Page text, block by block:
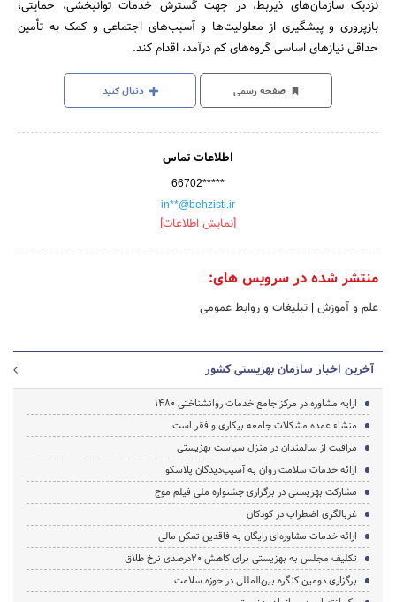
نزدیک سازمان‌های ذیربط، در جهت گسترش خدمات توانبخشی، حمایتی،
بازپروری و پیشگیری از معلولیت‌ها و آسیب‌های اجتماعی و کمک به تأمین
حداقل نیازهای اساسی گروه‌های کم درآمد، اقدام کند.
صفحه رسمی دنبال کنید
اطلاعات تماس
66702*****
in**@behzisti.ir
[نمایش اطلاعات]
منتشر شده در سرویس های:
علم و آموزش | تبلیغات و روابط عمومی
آخرین اخبار سازمان بهزیستی کشور
ارایه مشاوره در مرکز جامع خدمات روانشناختی ۱۴۸۰
منشاء عمده مشکلات جامعه بیکاری و فقر است
مراقبت از سالمندان در منزل سیاست بهزیستی
ارائه خدمات سلامت روان به آسیب‌دیدگان پلاسکو
مشارکت بهزیستی در برگزاری جشنواره ملی فیلم موج
غربالگری اضطراب در کودکان
ارائه خدمات مشاوره‌ای رایگان به فاقدین تمکن مالی
تکلیف مجلس به بهزیستی برای کاهش ۲۰درصدی نرخ طلاق
برگزاری دومین کنگره بین‌المللی در حوزه سلامت